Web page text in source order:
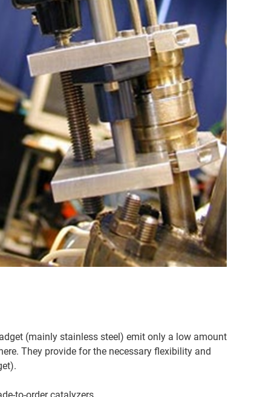
(mainly stainless steel) emit only a low amount
They provide for the necessary flexibility and
to-order catalyzers.